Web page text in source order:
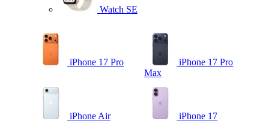
Watch SE
iPhone 17 Pro
iPhone 17 Pro
Max
iPhone Air iPhone 17